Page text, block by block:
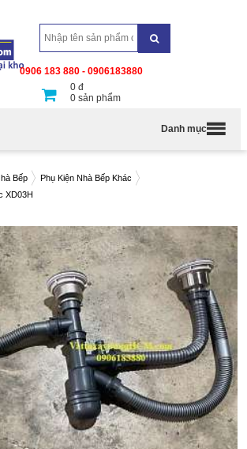
0906 183 880 - 0906183880
0 đ
0 sản phẩm
Danh mục
Bếp
Phụ Kiện Nhà Bếp Khác
XD03H